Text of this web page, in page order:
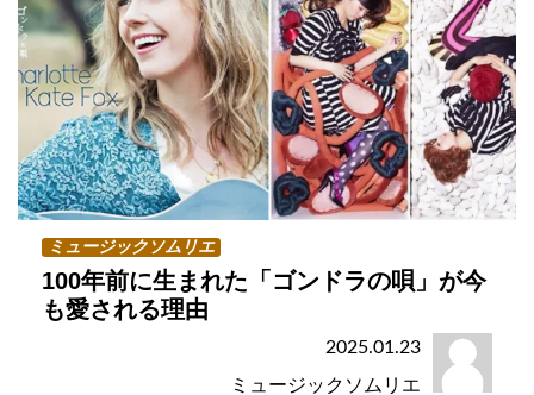
ミュージックソムリエ
100年前に生まれた「ゴンドラの唄」が今
も愛される理由
2025.01.23
ミュージックソムリエ